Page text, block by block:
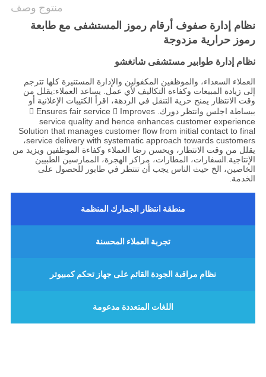
منتوج وصف
نظام إدارة صفوف أرقام رموز المستشفى مع طابعة
رموز حرارية مزدوجة
نظام إدارة طوابير مستشفى شانغشو
العملاء السعداء، والموظفين المكفولين والإدارة المستنيرة كلها تترجم
إلى زيادة المبيعات وكفاءة التكاليف لأي عمل. يساعد العملاء:يقلل من
وقت الانتظار يمنح حرية التنقل في الردهة، اقرأ الكتيبات الإعلانية أو
ببساطة اجلس وانتظر دورك.  Ensures fair service  Improves
service quality and hence enhances customer experience
Solution that manages customer flow from initial contact to final
service delivery with systematic approach towards customers،
يقلل من وقت الانتظار، ويحسن رضا العملاء وكفاءة الموظفين ويزيد من
الإنتاجية.السفارات، المطارات، مراكز الهجرة، الممارسين الطبيين
الخاصين، الخ حيث الناس يجب أن تنتظر في طابور للحصول على
الخدمة.
منطقة انتظار الجمارك المنظمة
تجربة العملاء المحسنة
نظام مراقبة الجودة القائم على جهاز تحكم كمبيوتر
اللغات المتعددة مدعومة